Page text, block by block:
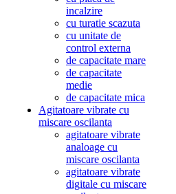
incalzire
cu turatie scazuta
cu unitate de
control externa
de capacitate mare
de capacitate
medie
de capacitate mica
Agitatoare vibrate cu
miscare oscilanta
agitatoare vibrate
analoage cu
miscare oscilanta
agitatoare vibrate
digitale cu miscare